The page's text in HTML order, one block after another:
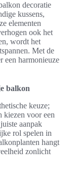
decoratie
kussens,
elementen
ook het
wordt het
Met de
een harmonieuze
balkon
keuze;
kiezen voor een
aanpak
rol spelen in
hangt
zonlicht